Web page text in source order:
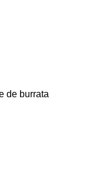
de burrata